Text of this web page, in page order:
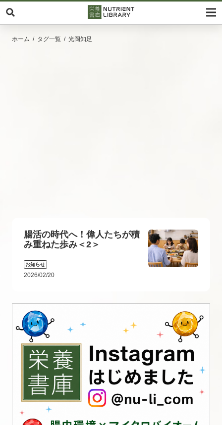
ホーム タグ一覧 光岡知足
腸活の時代へ！偉人たちが積
み重ねた歩み＜2＞
お知らせ
2026/02/20